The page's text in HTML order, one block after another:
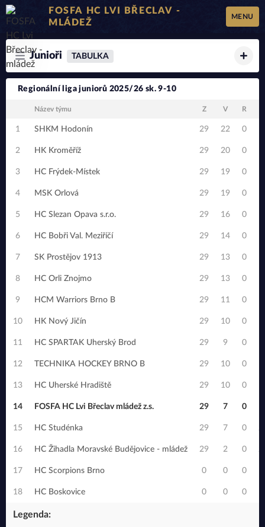
FOSFA HC LVI BŘECLAV -
MLÁDEŽ
MENU
Junioři TABULKA
Regionální liga juniorů 2025/26 sk. 9-10
Název týmu Z V R
1 SHKM Hodonín 29 22 0
2 HK Kroměříž 29 20 0
3 HC Frýdek-Místek 29 19 0
4 MSK Orlová 29 19 0
5 HC Slezan Opava s.r.o. 29 16 0
6 HC Bobři Val. Meziříčí 29 14 0
7 SK Prostějov 1913 29 13 0
8 HC Orli Znojmo 29 13 0
9 HCM Warriors Brno B 29 11 0
10 HK Nový Jičín 29 10 0
11 HC SPARTAK Uherský Brod 29 9 0
12 TECHNIKA HOCKEY BRNO B 29 10 0
13 HC Uherské Hradiště 29 10 0
14 FOSFA HC Lvi Břeclav mládež z.s. 29 7 0
15 HC Studénka 29 7 0
16 HC Žihadla Moravské Budějovice - mládež 29 2 0
17 HC Scorpions Brno 0 0 0
18 HC Boskovice 0 0 0
Legenda: